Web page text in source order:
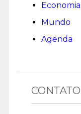
Economia
Mundo
Agenda
CONTATO